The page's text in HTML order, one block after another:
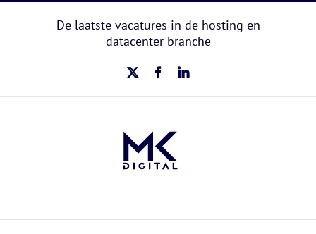
De laatste vacatures in de hosting en
datacenter branche
X FacebookLinkedIn